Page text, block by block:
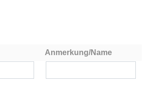
Anmerkung/Name